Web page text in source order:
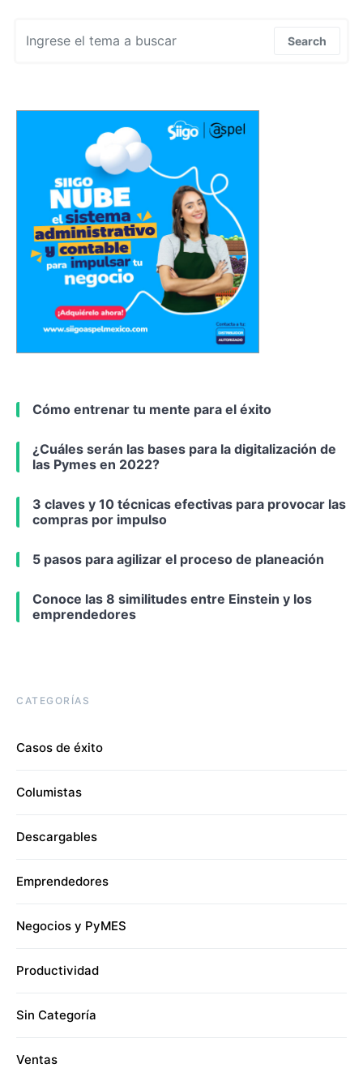
Search
Cómo entrenar tu mente para el éxito
¿Cuáles serán las bases para la digitalización de
las Pymes en 2022?
3 claves y 10 técnicas efectivas para provocar las
compras por impulso
5 pasos para agilizar el proceso de planeación
Conoce las 8 similitudes entre Einstein y los
emprendedores
CATEGORÍAS
Casos de éxito
Columistas
Descargables
Emprendedores
Negocios y PyMES
Productividad
Sin Categoría
Ventas